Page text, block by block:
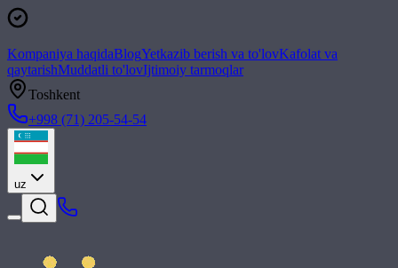
Kompaniya haqidaBlogYetkazib berish va to'lovKafolat va
qaytarishMuddatli to'lovIjtimoiy tarmoqlar
Toshkent
+998 (71) 205-54-54
uz